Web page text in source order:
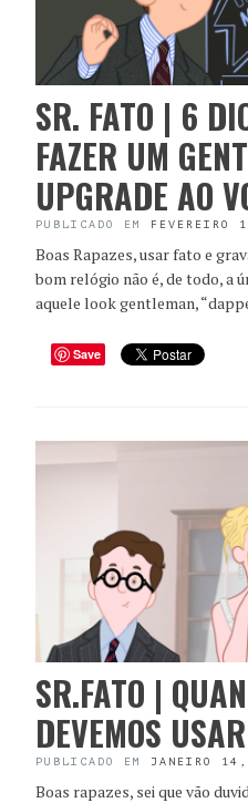
SR. FATO | 6
FAZER UM
UPGRADE AO
PUBLICADO EM FEVEREIRO
Boas Rapazes, usar fato e
bom relógio não é, de todo, a
aquele look gentleman,
Save
SR.FATO |
DEVEMOS
PUBLICADO EM JANEIRO
Boas rapazes, sei que vão